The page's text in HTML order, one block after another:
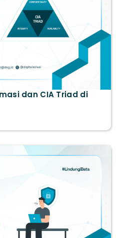
dan CIA Triad di